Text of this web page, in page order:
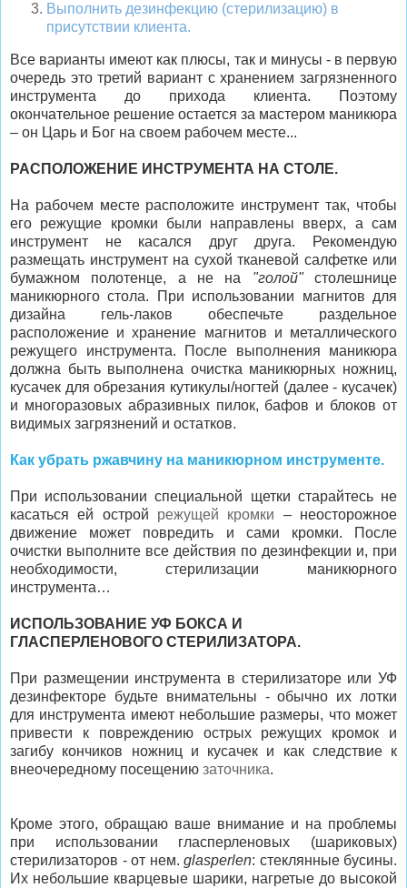
Выполнить дезинфекцию (стерилизацию) в
присутствии клиента.
Все варианты имеют как плюсы, так и минусы - в первую
очередь это третий вариант с хранением загрязненного
инструмента до прихода клиента. Поэтому
окончательное решение остается за мастером маникюра
– он Царь и Бог на своем рабочем месте...
РАСПОЛОЖЕНИЕ ИНСТРУМЕНТА НА СТОЛЕ.
На рабочем месте расположите инструмент так, чтобы
его режущие кромки были направлены вверх, а сам
инструмент не касался друг друга. Рекомендую
размещать инструмент на сухой тканевой салфетке или
бумажном полотенце, а не на "голой"столешнице
маникюрного стола. При использовании магнитов для
дизайна гель-лаков обеспечьте раздельное
расположение и хранение магнитов и металлического
режущего инструмента. После выполнения маникюра
должна быть выполнена очистка маникюрных ножниц,
кусачек для обрезания кутикулы/ногтей (далее - кусачек)
и многоразовых абразивных пилок, бафов и блоков от
видимых загрязнений и остатков.
Как убрать ржавчину на маникюрном инструменте.
При использовании специальной щетки старайтесь не
касаться ей острой режущей кромки – неосторожное
движение может повредить и сами кромки. После
очистки выполните все действия по дезинфекции и, при
необходимости, стерилизации маникюрного
инструмента…
ИСПОЛЬЗОВАНИЕ УФ БОКСА И
ГЛАСПЕРЛЕНОВОГО СТЕРИЛИЗАТОРА.
При размещении инструмента в стерилизаторе или УФ
дезинфекторе будьте внимательны - обычно их лотки
для инструмента имеют небольшие размеры, что может
привести к повреждению острых режущих кромок и
загибу кончиков ножниц и кусачек и как следствие к
внеочередному посещению заточника.
Кроме этого, обращаю ваше внимание и на проблемы
при использовании гласперленовых (шариковых)
стерилизаторов - от нем. glasperlen: стеклянные бусины.
Их небольшие кварцевые шарики, нагретые до высокой